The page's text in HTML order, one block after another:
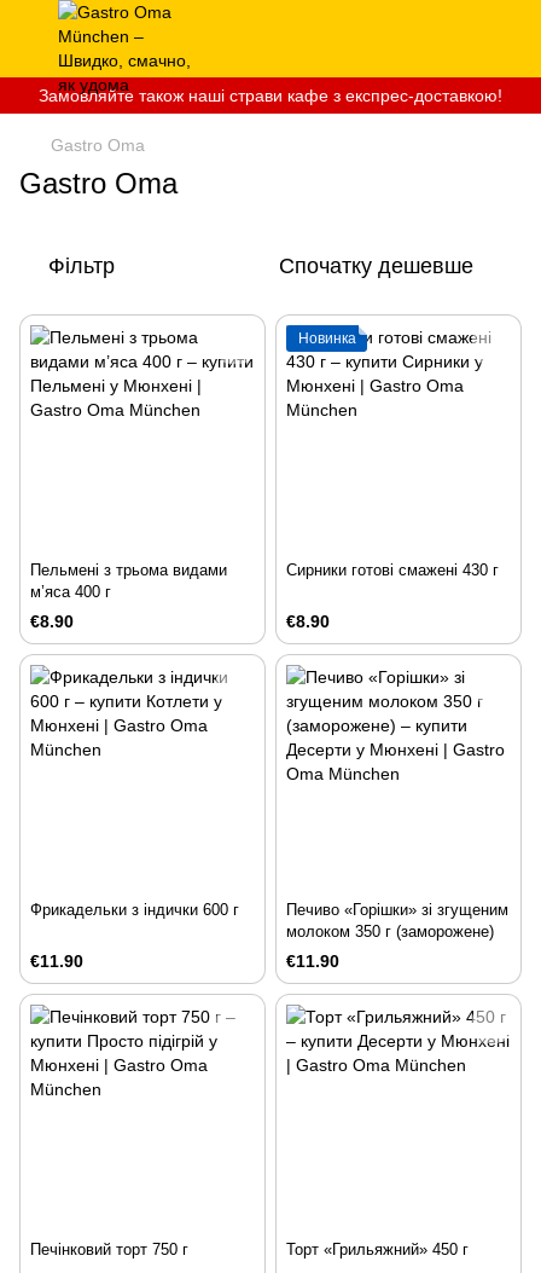
Замовляйте також наші страви кафе з експрес-доставкою!
Gastro Oma
Gastro Oma
Фільтр Спочатку дешевше
Пельмені з трьома видами
м’яса 400 г
€8.90
Новинка
Сирники готові смажені 430 г
€8.90
Фрикадельки з індички 600 г
€11.90
Печиво «Горішки» зі згущеним
молоком 350 г (заморожене)
€11.90
Печінковий торт 750 г Торт «Грильяжний» 450 г